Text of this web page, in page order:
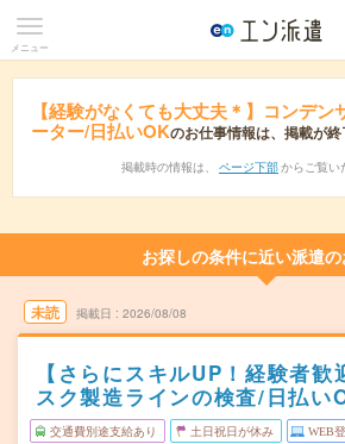
メニュー
【経験がなくても大丈夫＊】コンデ
ーター/日払いOKのお仕事情報は、掲載が
掲載時の情報は、 ページ下部 からご覧い
お探しの条件に近い派遣
未読 掲載日 2026/08/08
【さらにスキルUP！経験者歓
スク製造ラインの検査/日払い
交通費別途支給あり 土日祝日が休み WEB